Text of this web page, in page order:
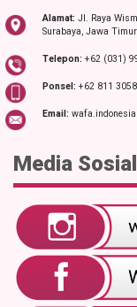
Alamat: Jl. Raya
Surabaya, Jawa
Telepon: +62 (031)
Ponsel: +62 811
Email:
Media Sosial